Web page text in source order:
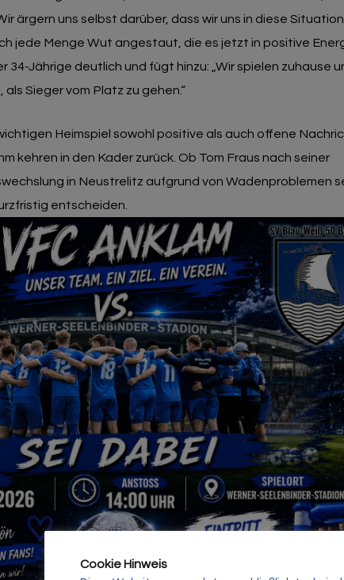
ärgern uns selbst darüber, dass wir uns in diese Situation
jede Menge Wut angestaut, die es jetzt in positive
34-Jährige deutlich und fügt hinzu: „Wir spielen zuhause
Sieger vom Platz zu gehen.“
Heimspiel sowohl positive als auch offene
kehren in den Kader zurück. Ob Tom Fraus nach seiner
in Neustrelitz aufgrund von Wadenproblemen
entscheiden.
Cookie Hinweis